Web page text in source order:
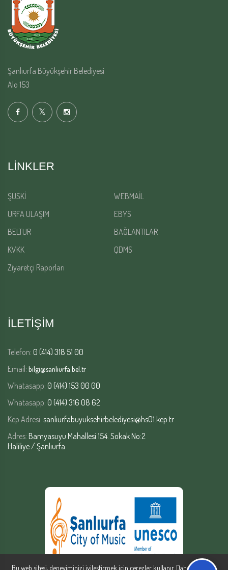
Şanlıurfa Büyükşehir Belediyesi
Alo 153
LINKLER
ŞUSKİ
WEBMAİL
URFA ULAŞIM
EBYS
BELTUR
BAĞLANTILAR
KVKK
QDMS
Ziyaretçi Raporları
İLETİŞİM
Telefon: 0 (414) 318 51 00
Email: bilgi@sanliurfa.bel.tr
Whatasapp: 0 (414) 153 00 00
Whatasapp: 0 (414) 316 08 62
Kep Adresi: sanliurfabuyuksehirbelediyesi@hs01.kep.tr
Adres: Bamyasuyu Mahallesi 154. Sokak No:2
Haliliye / Şanlıurfa
Bu web sitesi, deneyiminizi iyileştirmek için çerezler kullanır. Daha fazla bilgi